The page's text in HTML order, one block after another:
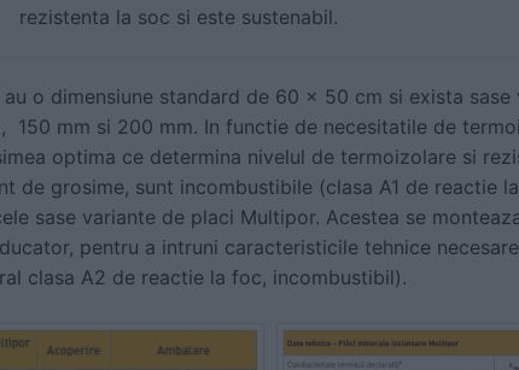
rezistenta la soc si este sustenabil.
o dimensiune standard de 60 x 50 cm si exista
150 mm si 200 mm. In functie de necesitatile de
optima ce determina nivelul de termoizolare si
de grosime, sunt incombustibile (clasa A1 de reactie
sase variante de placi Multipor. Acestea se
pentru a intruni caracteristicile tehnice
clasa A2 de reactie la foc, incombustibil).